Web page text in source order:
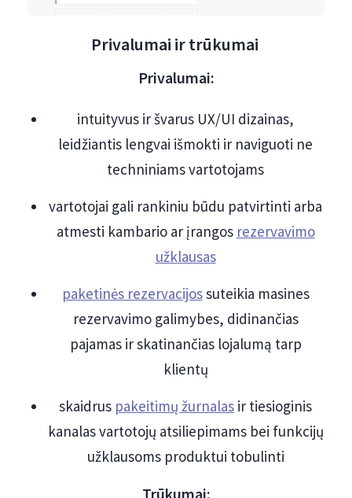
Privalumai ir trūkumai
Privalumai:
intuityvus ir švarus UX/UI dizainas,
leidžiantis lengvai išmokti ir naviguoti ne
techniniams vartotojams
vartotojai gali rankiniu būdu patvirtinti arba
atmesti kambario ar įrangos rezervavimo
užklausas
paketinės rezervacijossuteikia masines
rezervavimo galimybes, didinančias
pajamas ir skatinančias lojalumą tarp
klientų
skaidrus pakeitimų žurnalas ir tiesioginis
kanalas vartotojų atsiliepimams bei funkcijų
užklausoms produktui tobulinti
Trūkumai: